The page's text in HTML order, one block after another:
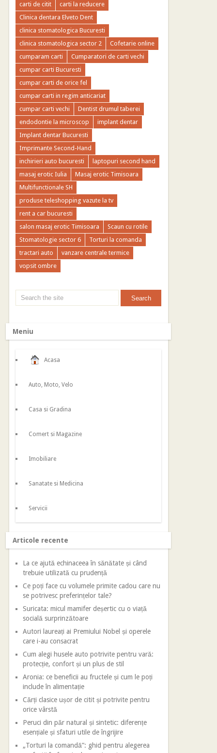
carti de citit
carti la reducere
Clinica dentara Elveto Dent
clinica stomatologica Bucuresti
clinica stomatologica sector 2
Cofetarie online
cumparam carti
Cumparatori de carti vechi
cumpar carti Bucuresti
cumpar carti de orice fel
cumpar carti in regim anticariat
cumpar carti vechi
Dentist drumul taberei
endodontie la microscop
implant dentar
Implant dentar Bucuresti
Imprimante Second-Hand
inchirieri auto bucuresti
laptopuri second hand
masaj erotic Iulia
Masaj erotic Timisoara
Multifunctionale SH
produse teleshopping vazute la tv
rent a car bucuresti
salon masaj erotic Timisoara
Scaun cu rotile
Stomatologie sector 6
Torturi la comanda
tractari auto
vanzare centrale termice
vopsit ombre
Meniu
Acasa
Auto, Moto, Velo
Casa si Gradina
Comert si Magazine
Imobiliare
Sanatate si Medicina
Servicii
Articole recente
La ce ajută echinaceea în sănătate și când
trebuie utilizată cu prudență
Ce poți face cu volumele primite cadou care nu
se potrivesc preferințelor tale?
Suricata: micul mamifer deșertic cu o viață
socială surprinzătoare
Autori laureați ai Premiului Nobel și operele
care i-au consacrat
Cum alegi husele auto potrivite pentru vară:
protecție, confort și un plus de stil
Aronia: ce beneficii au fructele și cum le poți
include în alimentație
Cărți clasice ușor de citit și potrivite pentru
orice vârstă
Peruci din păr natural și sintetic: diferențe
esențiale și sfaturi utile de îngrijire
„Torturi la comandă”: ghid pentru alegerea